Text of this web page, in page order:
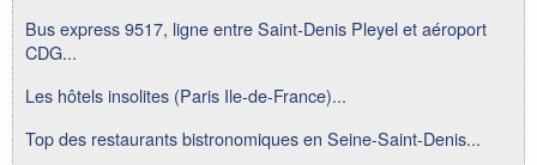
Bus express 9517, ligne entre Saint-Denis Pleyel et aéroport
CDG...
Les hôtels insolites (Paris Ile-de-France)...
Top des restaurants bistronomiques en Seine-Saint-Denis...